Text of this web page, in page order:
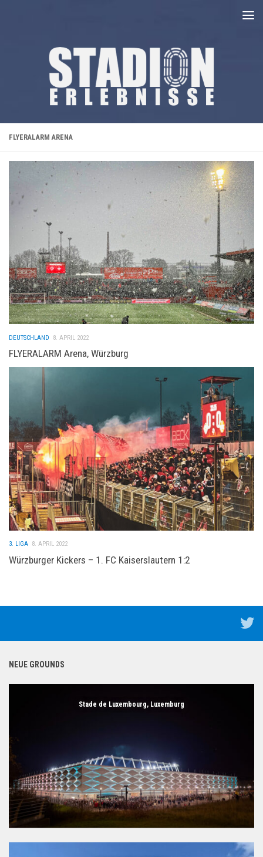
FLYERALARM ARENA
DEUTSCHLAND 8. APRIL 2022
FLYERALARM Arena, Würzburg
3. LIGA 8. APRIL 2022
Würzburger Kickers – 1. FC Kaiserslautern 1:2
NEUE GROUNDS
Stade de Luxembourg, Luxemburg